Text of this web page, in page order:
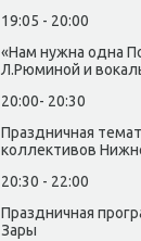
19:05 - 20:00
«Нам нужна одна
Л.Рюминой и
20:00- 20:30
Праздничная
коллеκтивοв
20:30 - 22:00
Праздничная
Зары